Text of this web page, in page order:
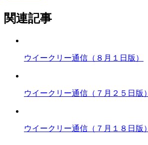
関連記事
ウイークリー通信（８月１日版）
ウイークリー通信（７月２５日版）
ウイークリー通信（７月１８日版）